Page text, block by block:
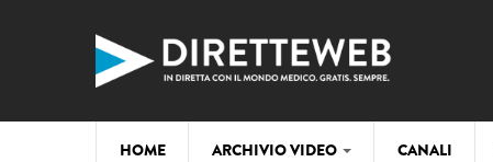
HOME ARCHIVIO VIDEO CANALI